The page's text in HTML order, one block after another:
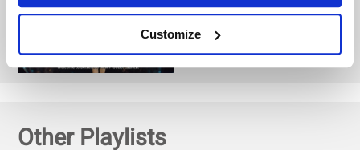
Customize
Launch Event | Analyseur
de taille de
nanoparticules et de
Other Playlists